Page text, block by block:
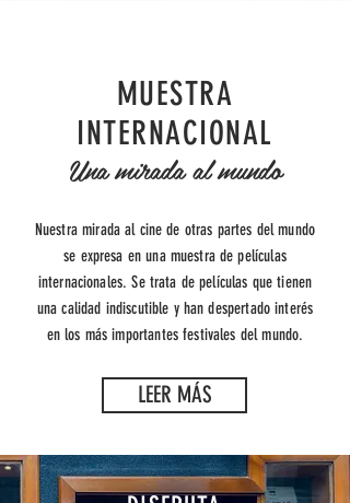
MUESTRA
INTERNACIONAL
Una mirada al mundo
Nuestra mirada al cine de otras partes del mundo
se expresa en una muestra de películas
internacionales. Se trata de películas que tienen
una calidad indiscutible y han despertado interés
en los más importantes festivales del mundo.
LEER MÁS